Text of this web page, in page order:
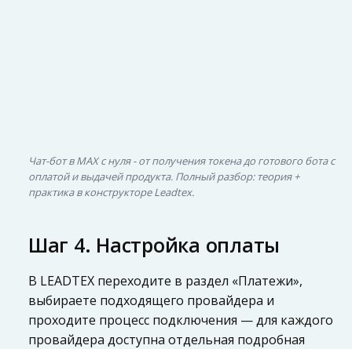
Чат-бот в MAX с нуля - от получения токена до готового бота с
оплатой и выдачей продукта. Полный разбор: теория +
практика в конструкторе Leadtex.
Шаг 4. Настройка оплаты
В LEADTEX переходите в раздел «Платежи»,
выбираете подходящего провайдера и
проходите процесс подключения — для каждого
провайдера доступна отдельная подробная